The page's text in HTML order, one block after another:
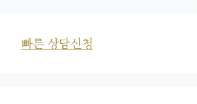
빠른 상담신청